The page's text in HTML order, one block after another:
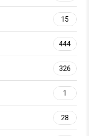
15
444
326
1
28